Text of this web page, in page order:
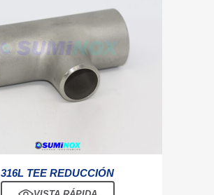
316L TEE REDUCCIÓN